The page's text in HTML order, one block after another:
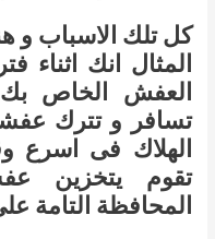
كل تلك الاسباب و
المثال انك اثناء
العفش الخاص
تسافر و تترك
الهلاك فى اسرع
تقوم يتخزين
المحافظة التامة